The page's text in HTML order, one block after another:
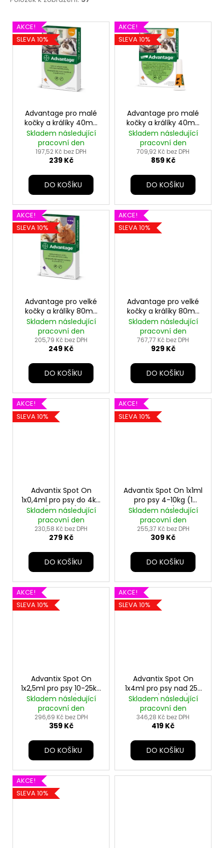
V
ý
p
AKCE!
SLEVA 10%
Advantage pro malé
kočky a králíky 40mg
1x0,4ml
Skladem následující
pracovní den
197,52 Kč bez DPH
239 Kč
DO KOŠÍKU
AKCE!
SLEVA 10%
Advantage pro malé
kočky a králíky 40mg
4x0,4ml
Skladem následující
pracovní den
709,92 Kč bez DPH
859 Kč
DO KOŠÍKU
AKCE!
SLEVA 10%
Advantage pro velké
kočky a králíky 80mg
1x0,8ml
Skladem následující
pracovní den
205,79 Kč bez DPH
249 Kč
DO KOŠÍKU
AKCE!
SLEVA 10%
Advantage pro velké
kočky a králíky 80mg
4x0,8ml
Skladem následující
pracovní den
767,77 Kč bez DPH
929 Kč
DO KOŠÍKU
AKCE!
SLEVA 10%
Advantix Spot On
1x0,4ml pro psy do 4kg
(1 pipeta)
Skladem následující
pracovní den
230,58 Kč bez DPH
279 Kč
DO KOŠÍKU
AKCE!
SLEVA 10%
Advantix Spot On 1x1ml
pro psy 4-10kg (1
pipeta)
Skladem následující
pracovní den
255,37 Kč bez DPH
309 Kč
DO KOŠÍKU
AKCE!
SLEVA 10%
Advantix Spot On
1x2,5ml pro psy 10-25kg
(1 pipeta)
Skladem následující
pracovní den
296,69 Kč bez DPH
359 Kč
DO KOŠÍKU
AKCE!
SLEVA 10%
Advantix Spot On
1x4ml pro psy nad 25-
40kg (1 pipeta)
Skladem následující
pracovní den
346,28 Kč bez DPH
419 Kč
DO KOŠÍKU
AKCE!
SLEVA 10%